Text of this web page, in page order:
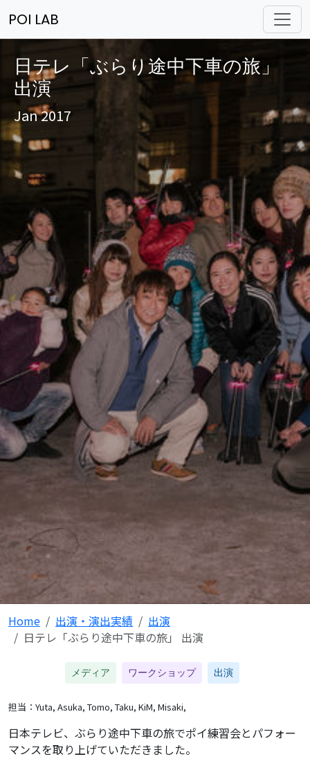
POI LAB
日テレ「ぶらり途中下車の旅」
出演
Jan 2017
Home 出演・演出実績
出演
日テレ「ぶらり途中下車の旅」 出演
メディア ワークショップ 出演
担当：Yuta, Asuka, Tomo, Taku, KiM, Misaki,
日本テレビ、ぶらり途中下車の旅でポイ練習会とパフォー
マンスを取り上げていただきました。